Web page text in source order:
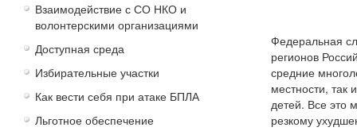
Взаимодействие с СО НКО и
волонтерскими организациями
Доступная среда
Избирательные участки
Как вести себя при атаке БПЛА
Льготное обеспечение
Федеральная
регионов
средние
местности,
детей. Все это
резкому